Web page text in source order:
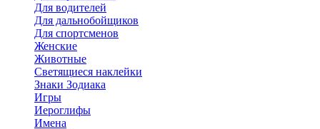
Для водителей
Для дальнобойщиков
Для спортсменов
Женские
Животные
Светящиеся наклейки
Знаки Зодиака
Игры
Иероглифы
Имена